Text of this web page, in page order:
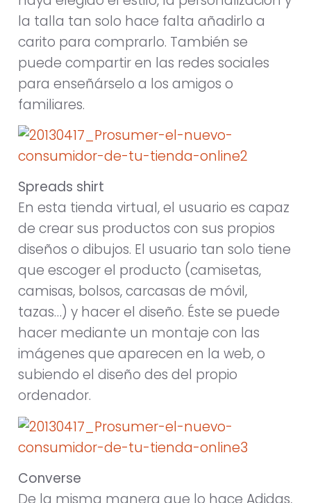
la talla tan solo hace falta añadirlo a
carito para comprarlo. También se
puede compartir en las redes sociales
para enseñárselo a los amigos o
familiares.
Spreads shirt
En esta tienda virtual, el usuario es capaz
de crear sus productos con sus propios
diseños o dibujos. El usuario tan solo tiene
que escoger el producto (camisetas,
camisas, bolsos, carcasas de móvil,
tazas…) y hacer el diseño. Éste se puede
hacer mediante un montaje con las
imágenes que aparecen en la web, o
subiendo el diseño des del propio
ordenador.
Converse
De la misma manera que lo hace Adidas,